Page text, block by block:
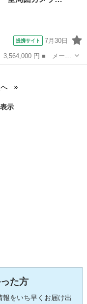
提携サイト 7月30日
ード名： ｅ：ＨＥ
示
た方
をいち早くお届け出